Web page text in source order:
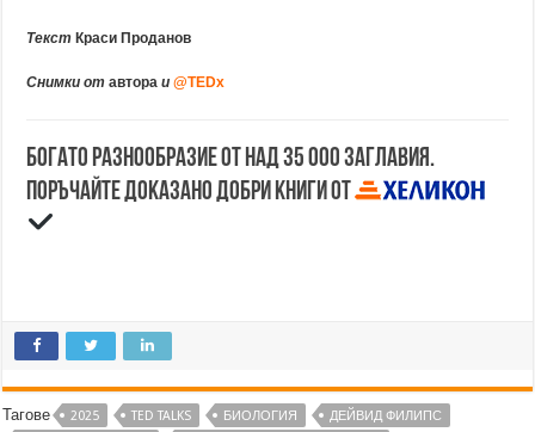
Текст Краси Проданов
Снимки от автораи @TEDx
Богато разнообразие от над 35 000 заглавия.
Поръчайте доказано добри книги от
Тагове 2025 TED TALKS БИОЛОГИЯ
ДЕЙВИД ФИЛИПС